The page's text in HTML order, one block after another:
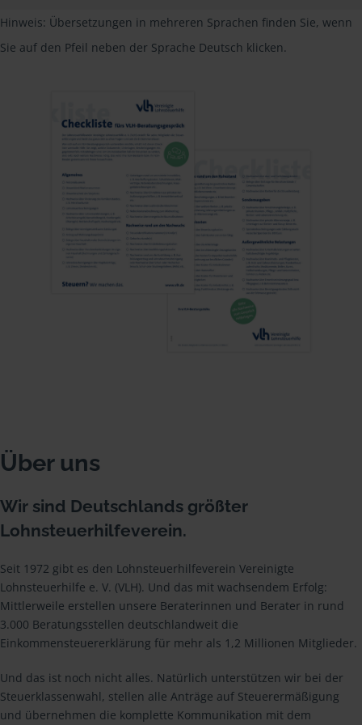
Hinweis: Übersetzungen in mehreren Sprachen finden Sie, wenn
Sie auf den Pfeil neben der Sprache Deutsch klicken.
Über uns
Wir sind Deutschlands größter
Lohnsteuerhilfeverein.
Seit 1972 gibt es den Lohnsteuerhilfeverein Vereinigte
Lohnsteuerhilfe e. V. (VLH). Und das mit wachsendem Erfolg:
Mittlerweile erstellen unsere Beraterinnen und Berater in rund
3.000 Beratungsstellen deutschlandweit die
Einkommensteuererklärung für mehr als 1,2 Millionen Mitglieder.
Und das ist noch nicht alles. Natürlich unterstützen wir bei der
Steuerklassenwahl, stellen alle Anträge auf Steuerermäßigung
und übernehmen die komplette Kommunikation mit dem